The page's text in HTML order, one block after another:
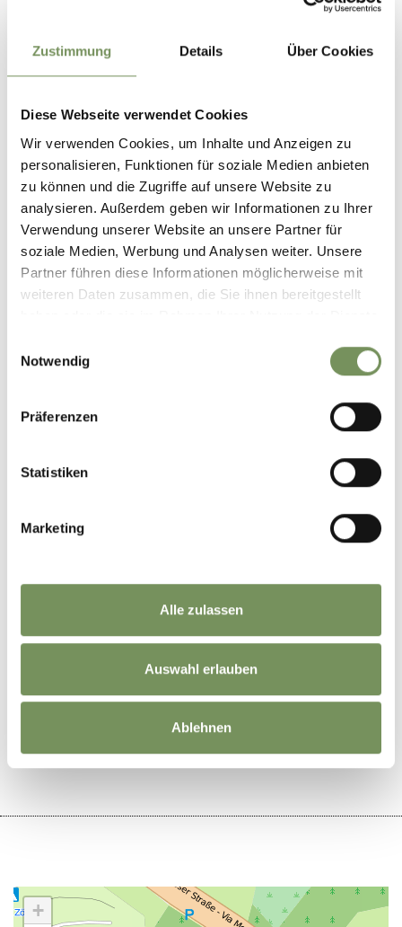
Zustimmung Details Über Cookies
Diese Webseite verwendet Cookies
Wir verwenden Cookies, um Inhalte und Anzeigen zu
personalisieren, Funktionen für soziale Medien anbieten
zu können und die Zugriffe auf unsere Website zu
analysieren. Außerdem geben wir Informationen zu Ihrer
Verwendung unserer Website an unsere Partner für
soziale Medien, Werbung und Analysen weiter. Unsere
Partner führen diese Informationen möglicherweise mit
weiteren Daten zusammen, die Sie ihnen bereitgestellt
Notwendig
Präferenzen
Statistiken
Marketing
Alle zulassen
Auswahl erlauben
Ablehnen
• Vom Jaufenpass kommend Richtung Meran auf der
• Vom Timmelsjoch kommend Richtung Moos auf der
Timmelsjochstraße und weiter bis St. Leonhard
Parken
• Parkplatz vor Ort
• Kostenloser öffentlicher Parkplatz in der Tiefgarage bei
der Bushaltestelle in St. Leonhard
• Öffentlicher Parkplatz in der Tiefgarage beim
Raiffeisenplatz im Dorfzentrum von St. Leonhard
So
09:30 - 22:00
Gänsboden 14-16
info@sportarena.it
WAR DER INHALT FÜR DICH HILFREICH?
+